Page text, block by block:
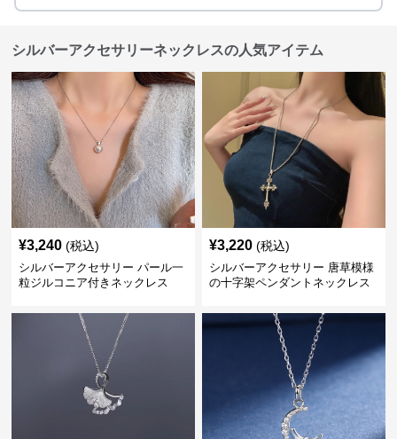
シルバーアクセサリーネックレスの人気アイテム
¥3,240 (税込)
シルバーアクセサリー パール一
粒ジルコニア付きネックレス
¥3,220 (税込)
シルバーアクセサリー 唐草模様
の十字架ペンダントネックレス